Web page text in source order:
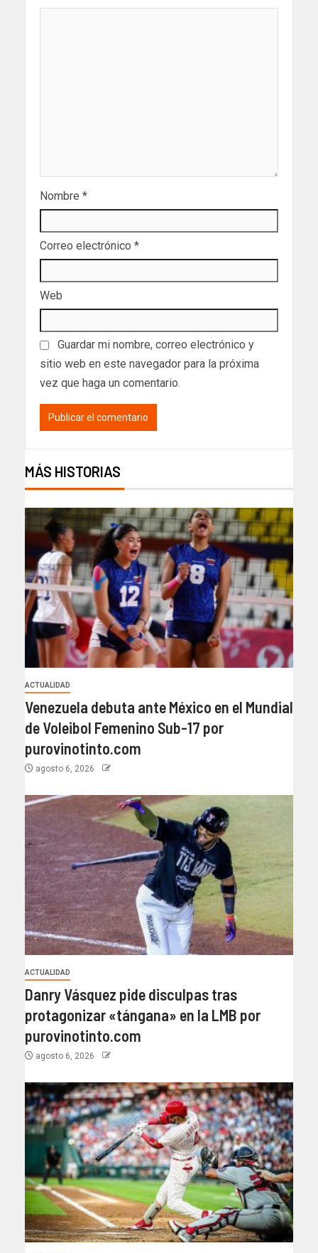
Nombre *
Correo electrónico *
Web
Guardar mi nombre, correo electrónico y
sitio web en este navegador para la próxima
vez que haga un comentario.
MÁS HISTORIAS
ACTUALIDAD
Venezuela debuta ante México en el Mundial
de Voleibol Femenino Sub-17 por
purovinotinto.com
agosto 6, 2026
ACTUALIDAD
Danry Vásquez pide disculpas tras
protagonizar «tángana» en la LMB por
purovinotinto.com
agosto 6, 2026